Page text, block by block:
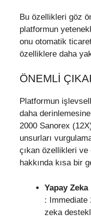
Bu özellikleri göz
platformun
onu otomatik
özelliklere daha
ÖNEMLI
Platformun
daha
2000 Sanorex
unsurları
çıkan özellikleri ve
hakkında kısa bir
Yapay
: Immediate
zeka